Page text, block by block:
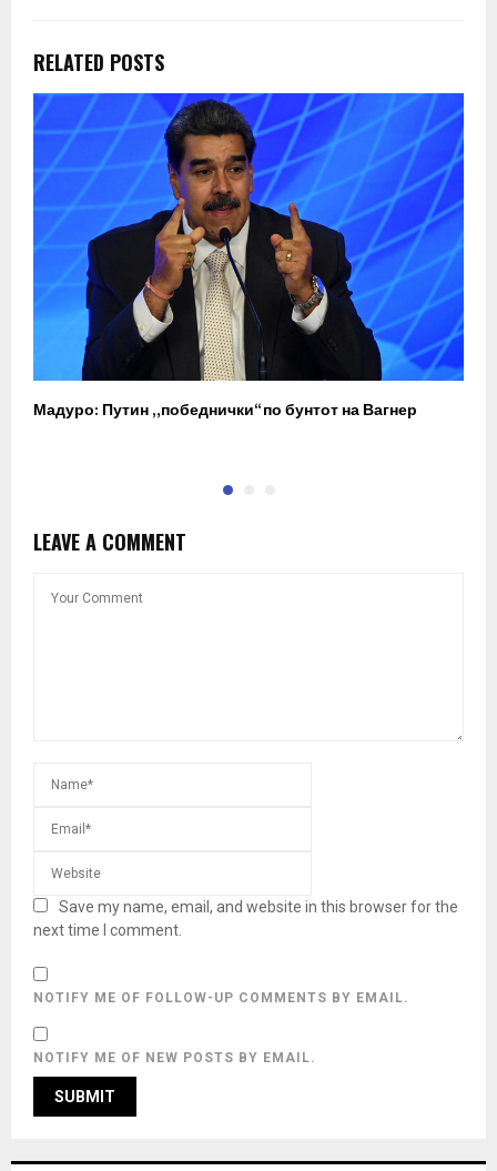
RELATED POSTS
Мадуро: Путин „победнички“ по бунтот на Вагнер
LEAVE A COMMENT
Save my name, email, and website in this browser for the
next time I comment.
NOTIFY ME OF FOLLOW-UP COMMENTS BY EMAIL.
NOTIFY ME OF NEW POSTS BY EMAIL.